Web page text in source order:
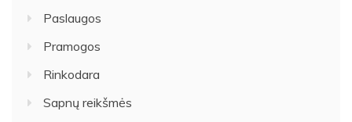
Paslaugos
Pramogos
Rinkodara
Sapnų reikšmės